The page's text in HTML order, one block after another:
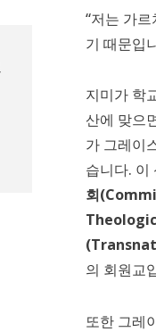
“저는 가
기 때문입
지미가 학
산에 맞으
가 그레이
습니다. 이
회
의 회원교
또한 그레